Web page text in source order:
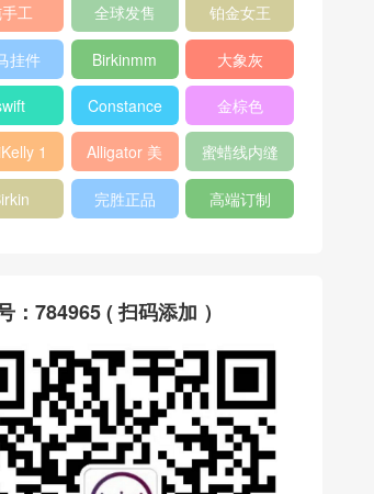
工 全球发售 铂金女王
挂件 Birkinmm 大象灰
Constance 金棕色
1
Alligator 美
洲鳄
蜜蜡线内缝
完胜正品 高端订制
：784965 ( 扫码添加 ）